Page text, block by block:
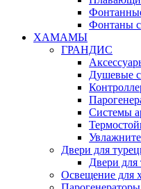
Фонтаны с
ХАМАМЫ
ГРАНДИС
Душевые
Системы
Двери для
Двери для
Освещение для